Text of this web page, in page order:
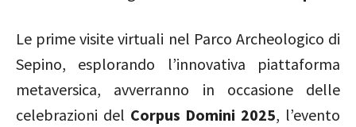
Le prime visite virtuali nel Parco Archeologico di
Sepino, esplorando l’innovativa piattaforma
metaversica, avverranno in occasione delle
celebrazioni del Corpus Domini 2025, l’evento